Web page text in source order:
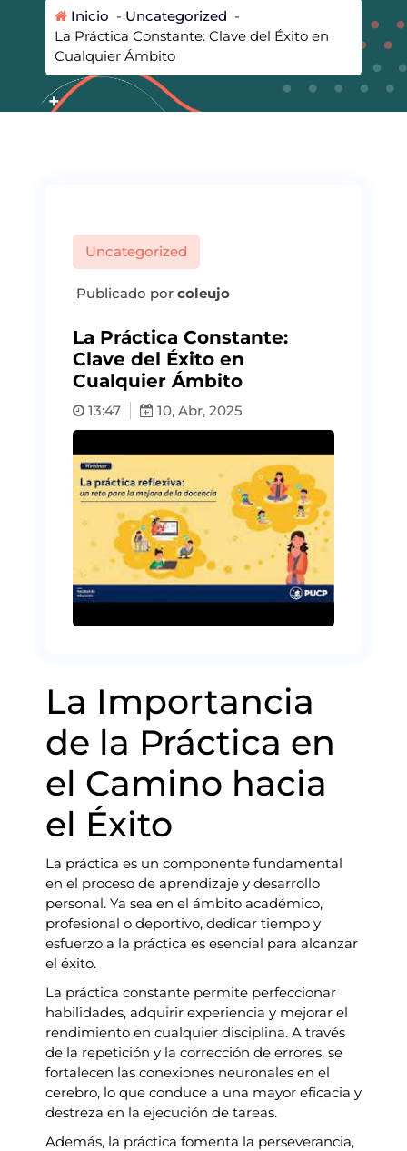
Inicio - Uncategorized -
La Práctica Constante: Clave del Éxito en
Cualquier Ámbito
Uncategorized
Publicado por coleujo
La Práctica Constante:
Clave del Éxito en
Cualquier Ámbito
13:47 10, Abr, 2025
La Importancia
de la Práctica en
el Camino hacia
el Éxito
La práctica es un componente fundamental
en el proceso de aprendizaje y desarrollo
personal. Ya sea en el ámbito académico,
profesional o deportivo, dedicar tiempo y
esfuerzo a la práctica es esencial para alcanzar
el éxito.
La práctica constante permite perfeccionar
habilidades, adquirir experiencia y mejorar el
rendimiento en cualquier disciplina. A través
de la repetición y la corrección de errores, se
fortalecen las conexiones neuronales en el
cerebro, lo que conduce a una mayor eficacia y
destreza en la ejecución de tareas.
Además, la práctica fomenta la perseverancia,